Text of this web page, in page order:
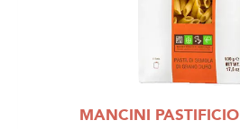
MANCINI